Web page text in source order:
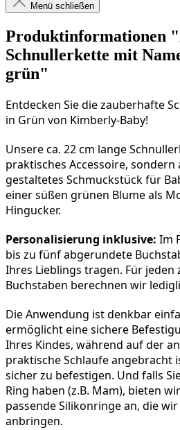
Menü schließen
Produktinformationen
Schnullerkette mit
grün"
Entdecken Sie die zauberhafte
in Grün von Kimberly-Baby!
Unsere ca. 22 cm lange
praktisches Accessoire, sondern
gestaltetes Schmuckstück für
einer süßen grünen Blume als
Hingucker.
Personalisierung inklusive: Im
bis zu fünf abgerundete
Ihres Lieblings tragen. Für jeden
Buchstaben berechnen wir
Die Anwendung ist denkbar
ermöglicht eine sichere
Ihres Kindes, während auf der
praktische Schlaufe angebracht
sicher zu befestigen. Und falls
Ring haben (z.B. Mam), bieten
passende Silikonringe an, die
anbringen.